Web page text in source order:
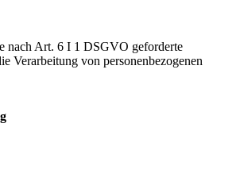
nach Art. 6 I 1 DSGVO geforderte
Verarbeitung von personenbezogenen